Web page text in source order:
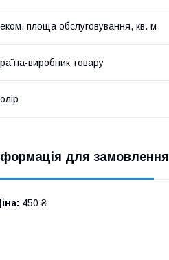
площа обслуговування, кв. м
виробник товару
для замовлення
450 ₴